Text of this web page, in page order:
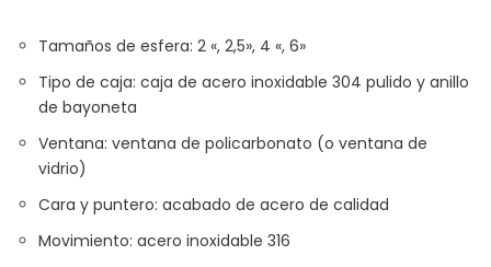
Tamaños de esfera: 2 «, 2,5», 4 «, 6»
Tipo de caja: caja de acero inoxidable 304 pulido y anillo
de bayoneta
Ventana: ventana de policarbonato (o ventana de
vidrio)
Cara y puntero: acabado de acero de calidad
Movimiento: acero inoxidable 316